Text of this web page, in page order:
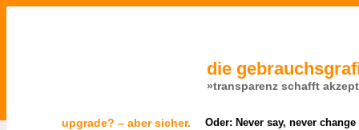
die
»transparenz schafft
upgrade? – aber sicher.
Oder: Never say, never